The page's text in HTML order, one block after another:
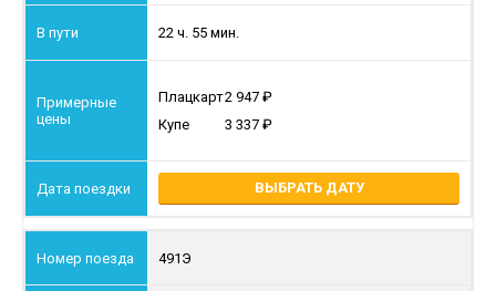
22 ч. 55 мин.
Плацкарт2 947
Купе
3 337
ВЫБРАТЬ ДАТУ
491Э